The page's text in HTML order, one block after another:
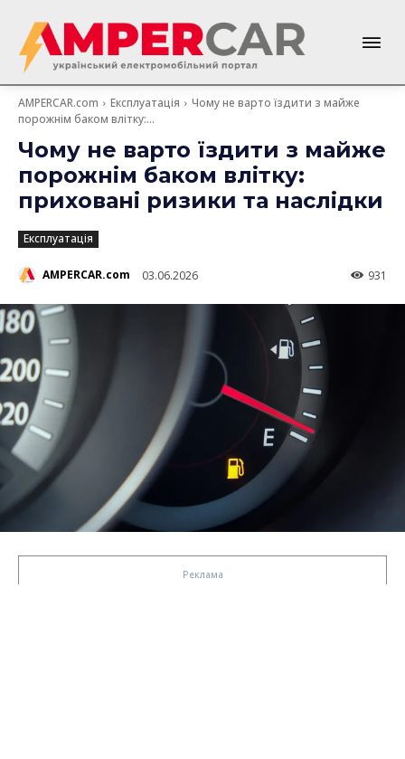
AMPERCAR.com Експлуатація
Чому не варто їздити з майже
порожнім баком влітку:...
Чому не варто їздити з майже
порожнім баком влітку:
приховані ризики та наслідки
Експлуатація
AMPERCAR.com 03.06.2026 931